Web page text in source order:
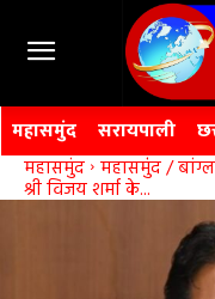
महासमुंद सरायपाली
महासमुंद महासमुंंद /
श्री विजय शर्मा के...